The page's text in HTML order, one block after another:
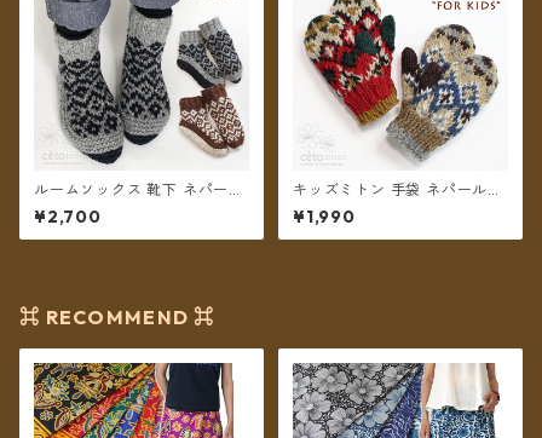
ルームソックス 靴下 ネパール
ウール フリース裏地付き 22〜
25cm 2カラー【メール便送料
無料】
¥2,700
キッズミトン 手袋 ネパールウ
ール コットン裏地付き 2カラ
ー 【メール便送料無料】
¥1,990
⌘ RECOMMEND ⌘